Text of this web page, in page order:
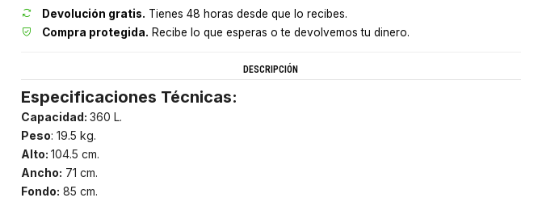
Devolución gratis. Tienes 48 horas desde que lo recibes.
Compra protegida. Recibe lo que esperas o te devolvemos tu dinero.
DESCRIPCIÓN
Especificaciones Técnicas:
Capacidad: 360 L.
Peso: 19.5 kg.
Alto: 104.5 cm.
Ancho: 71 cm.
Fondo: 85 cm.